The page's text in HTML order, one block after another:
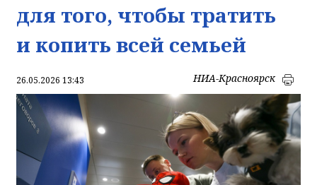
для того, чтобы тратить
и копить всей семьей
26.05.2026 13:43 НИА-Красноярск